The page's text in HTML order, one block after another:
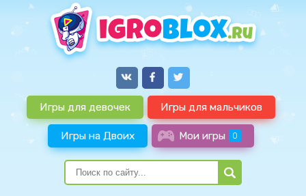
Игры для девочек Игры для мальчиков
Игры на Двоих Мои игры 0